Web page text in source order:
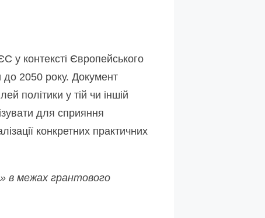
у контексті Європейського
до 2050 року. Документ
політики у тій чи іншій
для сприяння
конкретних практичних
в межах грантового